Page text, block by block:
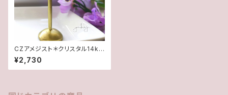
CZアメジスト＊クリスタル14kg
fグリッターピアス
¥2,730